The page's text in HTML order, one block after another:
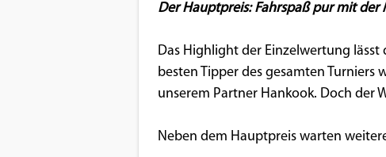
Der Hauptpreis: Fahrspaß pur mit der
Das Highlight der Einzelwertung
besten Tipper des gesamten Turniers
unserem Partner Hankook. Doch der
Neben dem Hauptpreis warten
EXTERNE MEDIEN